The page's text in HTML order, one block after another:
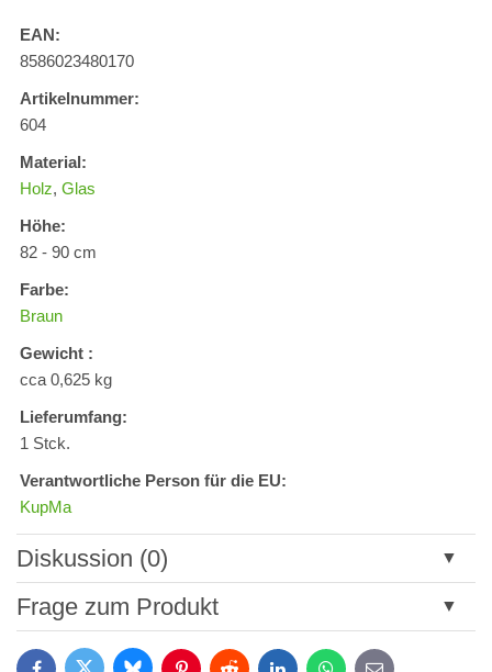
EAN:
8586023480170
Artikelnummer:
604
Material:
Holz, Glas
Höhe:
82 - 90 cm
Farbe:
Braun
Gewicht :
cca 0,625 kg
Lieferumfang:
1 Stck.
Verantwortliche Person für die EU:
KupMa
Diskussion (0)
Neuer Kommentar
Titel:
Frage zum Produkt